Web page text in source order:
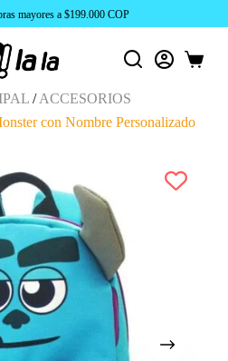
mayores a $199.000 COP
Carro
/ACCESORIOS
con Nombre Personalizado